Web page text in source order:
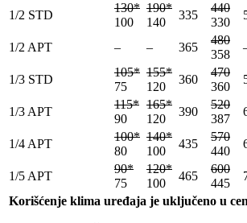
1/2 STD
130*
100
190*
140
335
440
330
1/2 APT – – 365
480
358
1/3 STD
105*
75
155*
120
360
470
360
1/3 APT
115*
90
165*
120
390
520
387
1/4 APT
100*
80
140*
100
435
570
440
1/5 APT
90*
75
120*
100
465
600
445
Korišćenje klima uređaja je uključeno u